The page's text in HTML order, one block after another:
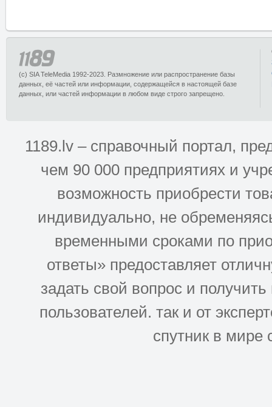
(c) SIA TeleMedia 1992-2023. Размножение или распространение базы
данных, её частей или информации, содержащейся в настоящей базе
данных, или частей информации в любом виде строго запрещено.
1189.lv – справочный портал,
чем 90 000 предприятиях и
возможность приобрести
индивидуально, не
временными сроками по
ответы» предоставляет
задать свой вопрос и
пользователей. так и от
спутник в